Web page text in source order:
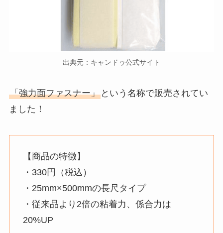
出典元：キャンドゥ公式サイト
「強力面ファスナー」という名称で販売されてい
ました！
【商品の特徴】
・330円（税込）
・25mm×500mmの長尺タイプ
・従来品より2倍の粘着力、係合力は
20%UP